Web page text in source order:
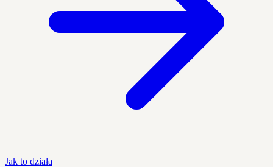
Jak to działa